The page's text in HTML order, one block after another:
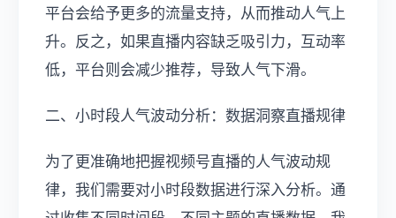
平台会给予更多的流量支持，从而推动人气上
升。反之，如果直播内容缺乏吸引力，互动率
低，平台则会减少推荐，导致人气下滑。
二、小时段人气波动分析：数据洞察直播规律
为了更准确地把握视频号直播的人气波动规
律，我们需要对小时段数据进行深入分析。通